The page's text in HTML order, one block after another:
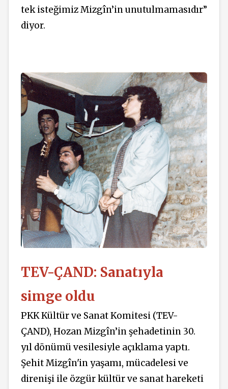
tek isteğimiz Mizgîn’in unutulmamasıdır”
diyor.
TEV-ÇAND: Sanatıyla
simge oldu
PKK Kültür ve Sanat Komitesi (TEV-
ÇAND), Hozan Mizgîn’in şehadetinin 30.
yıl dönümü vesilesiyle açıklama yaptı.
Şehit Mizgîn'in yaşamı, mücadelesi ve
direnişi ile özgür kültür ve sanat hareketi